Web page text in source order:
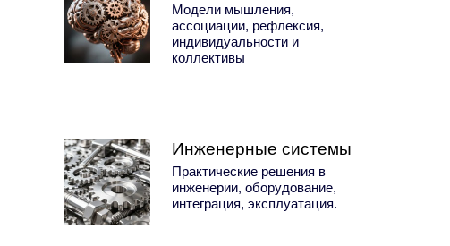
Модели мышления,
ассоциации, рефлексия,
индивидуальности и
коллективы
Инженерные системы
Практические решения в
инженерии, оборудование,
интеграция, эксплуатация.